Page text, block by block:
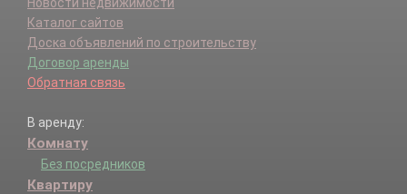
Каталог сайтов
Доска объявлений по строительству
Договор аренды
Обратная связь
В аренду:
Комнату
Без посредников
Квартиру